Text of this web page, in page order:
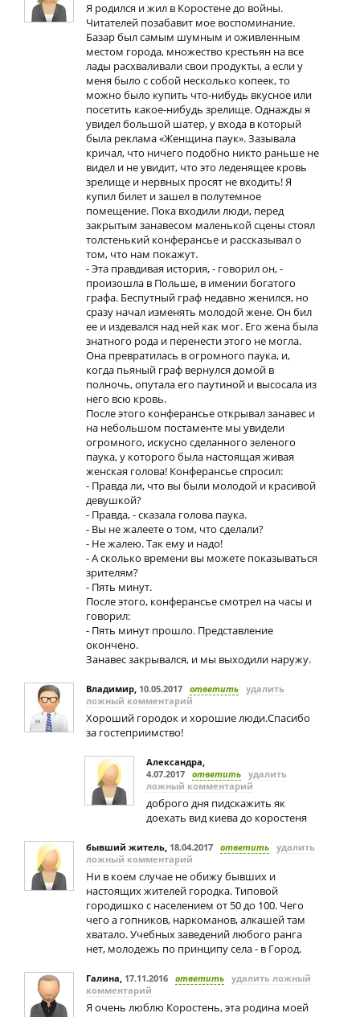
Я родился и жил в Коростене до войны.
Читателей позабавит мое воспоминание.
Базар был самым шумным и оживленным
местом города, множество крестьян на все
лады расхваливали свои продукты, а если у
меня было с собой несколько копеек, то
можно было купить что-нибудь вкусное или
посетить какое-нибудь зрелище. Однажды я
увидел большой шатер, у входа в который
была реклама «Женщина паук». Зазывала
кричал, что ничего подобно никто раньше не
видел и не увидит, что это леденящее кровь
зрелище и нервных просят не входить! Я
купил билет и зашел в полутемное
помещение. Пока входили люди, перед
закрытым занавесом маленькой сцены стоял
толстенький конферансье и рассказывал о
том, что нам покажут.
- Эта правдивая история, - говорил он, -
произошла в Польше, в имении богатого
графа. Беспутный граф недавно женился, но
сразу начал изменять молодой жене. Он бил
ее и издевался над ней как мог. Его жена была
знатного рода и перенести этого не могла.
Она превратилась в огромного паука, и,
когда пьяный граф вернулся домой в
полночь, опутала его паутиной и высосала из
него всю кровь.
После этого конферансье открывал занавес и
на небольшом постаменте мы увидели
огромного, искусно сделанного зеленого
паука, у которого была настоящая живая
женская голова! Конферансье спросил:
- Правда ли, что вы были молодой и красивой
девушкой?
- Правда, - сказала голова паука.
- Вы не жалеете о том, что сделали?
- Не жалею. Так ему и надо!
- А сколько времени вы можете показываться
зрителям?
- Пять минут.
После этого, конферансье смотрел на часы и
говорил:
- Пять минут прошло. Представление
окончено.
Занавес закрывался, и мы выходили наружу.
Владимир, 10.05.2017 ответить удалить
ложный комментарий
Хороший городок и хорошие люди.Спасибо
за гостеприимство!
Александра,
4.07.2017 ответить удалить
ложный комментарий
доброго дня пидскажить як
доехать вид киева до коростеня
бывший житель, 18.04.2017 ответить удалить
ложный комментарий
Ни в коем случае не обижу бывших и
настоящих жителей городка. Типовой
городишко с населением от 50 до 100. Чего
чего а гопников, наркоманов, алкашей там
хватало. Учебных заведений любого ранга
нет, молодежь по принципу села - в Город.
Галина, 17.11.2016 ответить удалить ложный
комментарий
Я очень люблю Коростень, эта родина моей